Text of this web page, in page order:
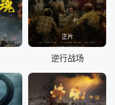
正片
逆行战场